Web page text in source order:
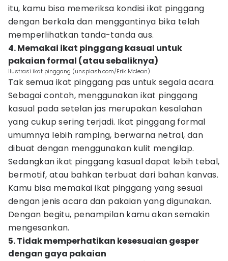
itu, kamu bisa memeriksa kondisi ikat pinggang
dengan berkala dan menggantinya bika telah
memperlihatkan tanda-tanda aus.
4. Memakai ikat pinggang kasual untuk
pakaian formal (atau sebaliknya)
ilustrasi ikat pinggang (unsplash.com/Erik Mclean)
Tak semua ikat pinggang pas untuk segala acara.
Sebagai contoh, menggunakan ikat pinggang
kasual pada setelan jas merupakan kesalahan
yang cukup sering terjadi. Ikat pinggang formal
umumnya lebih ramping, berwarna netral, dan
dibuat dengan menggunakan kulit mengilap.
Sedangkan ikat pinggang kasual dapat lebih tebal,
bermotif, atau bahkan terbuat dari bahan kanvas.
Kamu bisa memakai ikat pinggang yang sesuai
dengan jenis acara dan pakaian yang digunakan.
Dengan begitu, penampilan kamu akan semakin
mengesankan.
5. Tidak memperhatikan kesesuaian gesper
dengan gaya pakaian